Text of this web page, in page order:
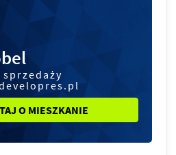
O MIESZKANIE